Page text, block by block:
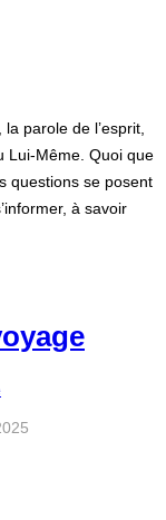
parole de l’esprit,
Lui-Même. Quoi que
questions se posent
à savoir